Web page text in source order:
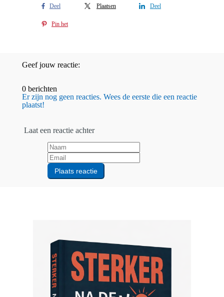
Deel Plaatsen Deel
Pin het
Geef jouw reactie:
0 berichten
Er zijn nog geen reacties. Wees de eerste die een reactie
plaatst!
Laat een reactie achter